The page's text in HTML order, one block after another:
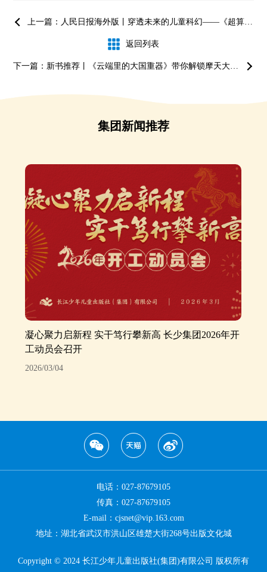
上一篇：人民日报海外版丨穿透未来的儿童科幻——《超算危机》的新现实主义质地
返回列表
下一篇：新书推荐丨《云端里的大国重器》带你解锁摩天大楼建造密码
集团新闻推荐
凝心聚力启新程 实干笃行攀新高 长少集团2026年开
工动员会召开
2026/03/04
电话：027-87679105
传真：027-87679105
E-mail：cjsnet@vip.163.com
地址：湖北省武汉市洪山区雄楚大街268号出版文化城
Copyright © 2024 长江少年儿童出版社(集团)有限公司 版权所有